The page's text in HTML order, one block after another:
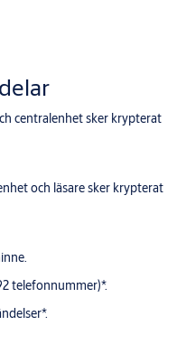
centralenhet sker krypterat
och läsare sker krypterat
telefonnummer)*.